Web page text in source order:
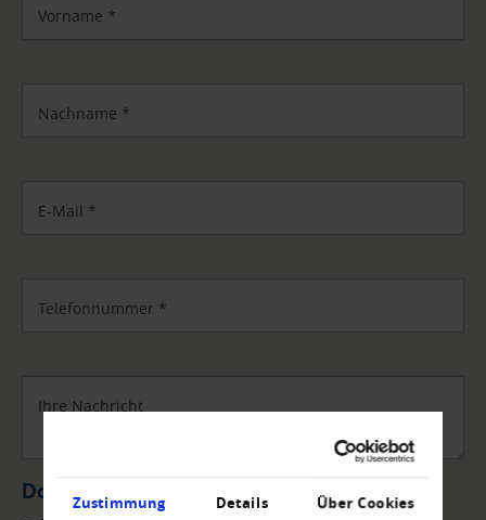
Zustimmung Details Über Cookies
Vorname *
Nachname *
E-Mail *
Telefonnummer *
Ihre Nachricht
Datei Upload